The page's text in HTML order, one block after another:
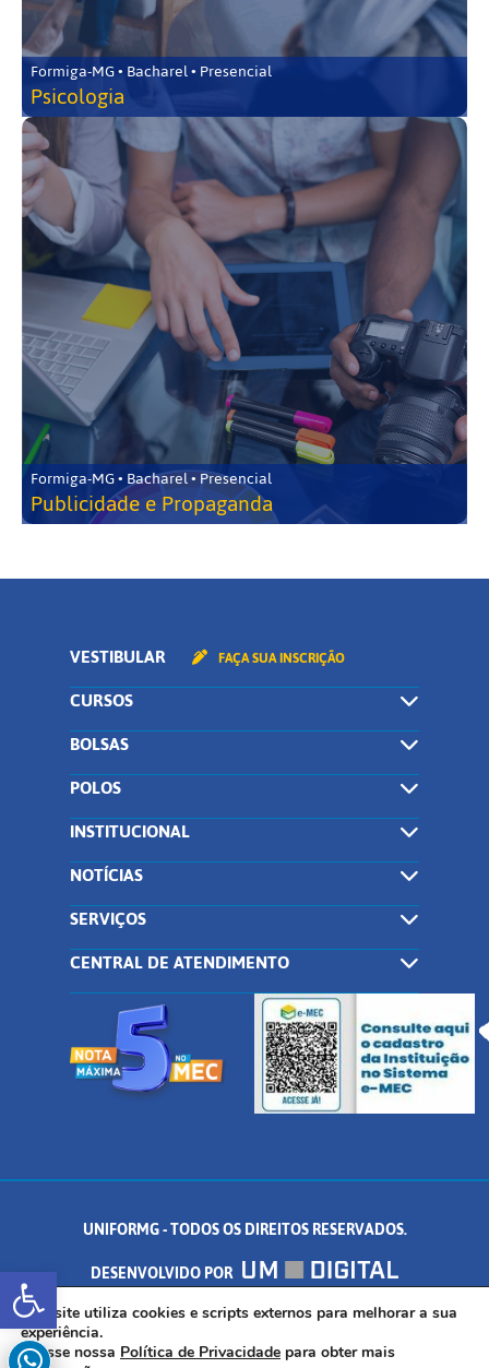
Abrir a barra de ferramentas
Formiga-MG • Bacharel • Presencial
Psicologia
Formiga-MG • Bacharel • Presencial
Publicidade e Propaganda
VESTIBULAR FAÇA SUA INSCRIÇÃO
CURSOS
BOLSAS
POLOS
INSTITUCIONAL
NOTÍCIAS
SERVIÇOS
CENTRAL DE ATENDIMENTO
UNIFORMG - TODOS OS DIREITOS RESERVADOS.
DESENVOLVIDO POR
AV. DR. ARNALDO DE SENNA, 328 - PALMEIRAS, FORMIGA/MG - CEP:
35.574.530
Este site utiliza cookies e scripts externos para melhorar a sua
experiência.
Acesse nossa Política de Privacidade para obter mais